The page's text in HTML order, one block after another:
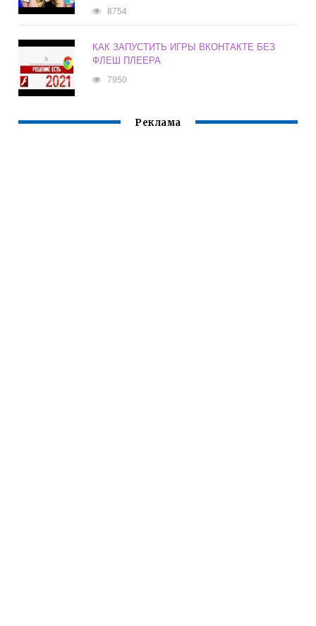
8754
КАК ЗАПУСТИТЬ ИГРЫ ВКОНТАКТЕ БЕЗ
ФЛЕШ ПЛЕЕРА
7950
Реклама